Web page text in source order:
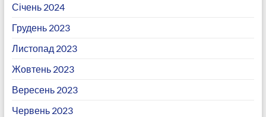
Січень 2024
Грудень 2023
Листопад 2023
Жовтень 2023
Вересень 2023
Червень 2023